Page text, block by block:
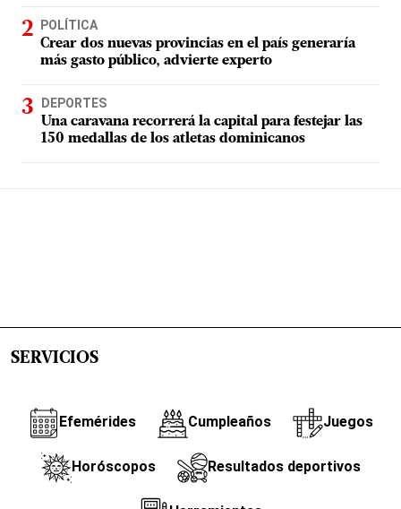
POLÍTICA
Crear dos nuevas provincias en el país generaría
más gasto público, advierte experto
DEPORTES
Una caravana recorrerá la capital para festejar las
150 medallas de los atletas dominicanos
SERVICIOS
Efemérides Cumpleaños Juegos
Horóscopos Resultados deportivos